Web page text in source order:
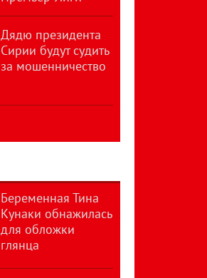
Дядю президента
Сирии будут судить
за мошенничество
Беременная Тина
Кунаки обнажилась
для обложки
глянца